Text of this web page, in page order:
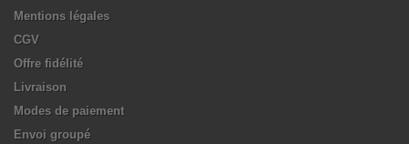
Mentions légales
CGV
Offre fidélité
Livraison
Modes de paiement
Envoi groupé